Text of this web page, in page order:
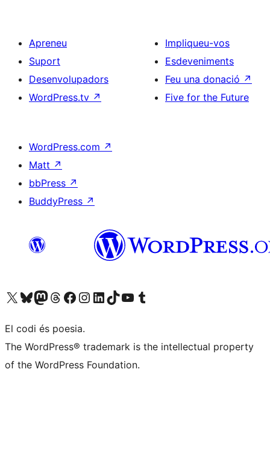
Apreneu
Suport
Desenvolupadors
WordPress.tv ↗
Impliqueu-vos
Esdeveniments
Feu una donació ↗
Five for the Future
WordPress.com ↗
Matt ↗
bbPress ↗
BuddyPress ↗
Visiteu el nostre compte X (abans Twitter)
Visiteu el nostre compte de Bluesky
Visiteu el nostre compte al Mastodon
Visiteu el nostre compte de Threads
Visiteu la nostra pàgina al Facebook
Visiteu el nostre compte d'Instagram
Visiteu el nostre compte de LinkedIn
Visiteu el nostre compte de TikTok
Visiteu el nostre canal al YouTube
Visiteu el nostre compte de Tumblr
El codi és poesia.
The WordPress® trademark is the intellectual property
of the WordPress Foundation.